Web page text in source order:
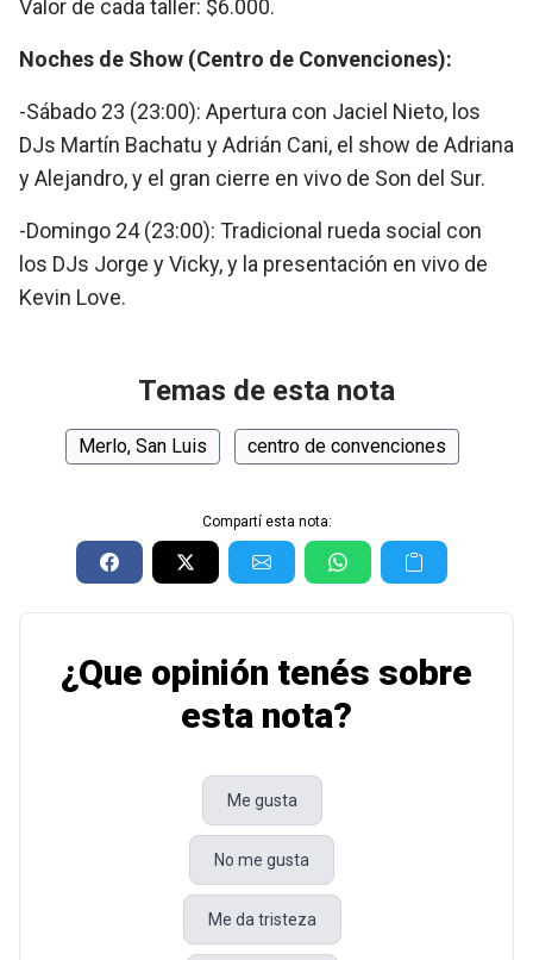
Valor de cada taller: $6.000.
Noches de Show (Centro de Convenciones):
-Sábado 23 (23:00): Apertura con Jaciel Nieto, los
DJs Martín Bachatu y Adrián Cani, el show de Adriana
y Alejandro, y el gran cierre en vivo de Son del Sur.
-Domingo 24 (23:00): Tradicional rueda social con
los DJs Jorge y Vicky, y la presentación en vivo de
Kevin Love.
Temas de esta nota
Merlo, San Luis centro de convenciones
Compartí esta nota:
¿Que opinión tenés sobre
esta nota?
Me gusta
No me gusta
Me da tristeza